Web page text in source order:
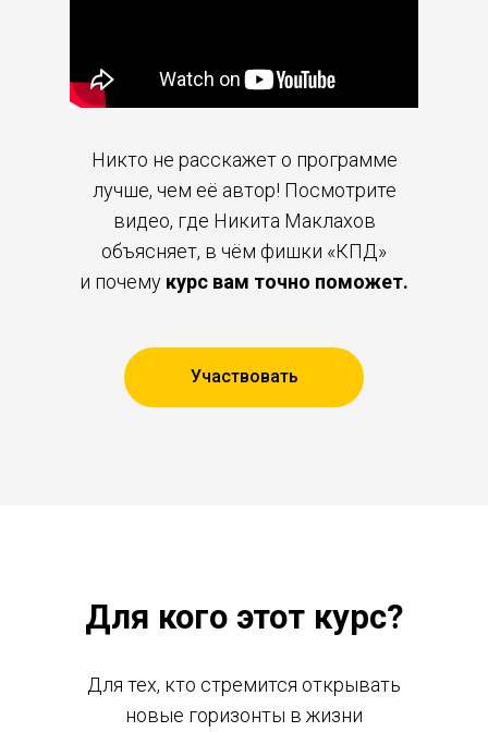
Никто не расскажет о программе
лучше, чем её автор! Посмотрите
видео, где Никита Маклахов
объясняет, в чём фишки «КПД»
и почему курс вам точно поможет.
Участвовать
Для кого этот курс?
Для тех, кто стремится открывать
новые горизонты в жизни